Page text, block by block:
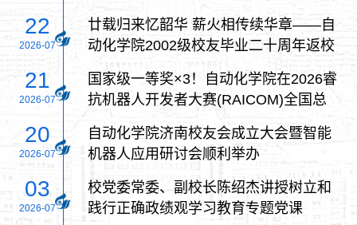
22
2026-07
廿载归来忆韶华 薪火相传续华章——自
动化学院2002级校友毕业二十周年返校
21
2026-07
国家级一等奖×3！自动化学院在2026睿
抗机器人开发者大赛(RAICOM)全国总
20
2026-07
自动化学院济南校友会成立大会暨智能
机器人应用研讨会顺利举办
03
2026-07
校党委常委、副校长陈绍杰讲授树立和
践行正确政绩观学习教育专题党课